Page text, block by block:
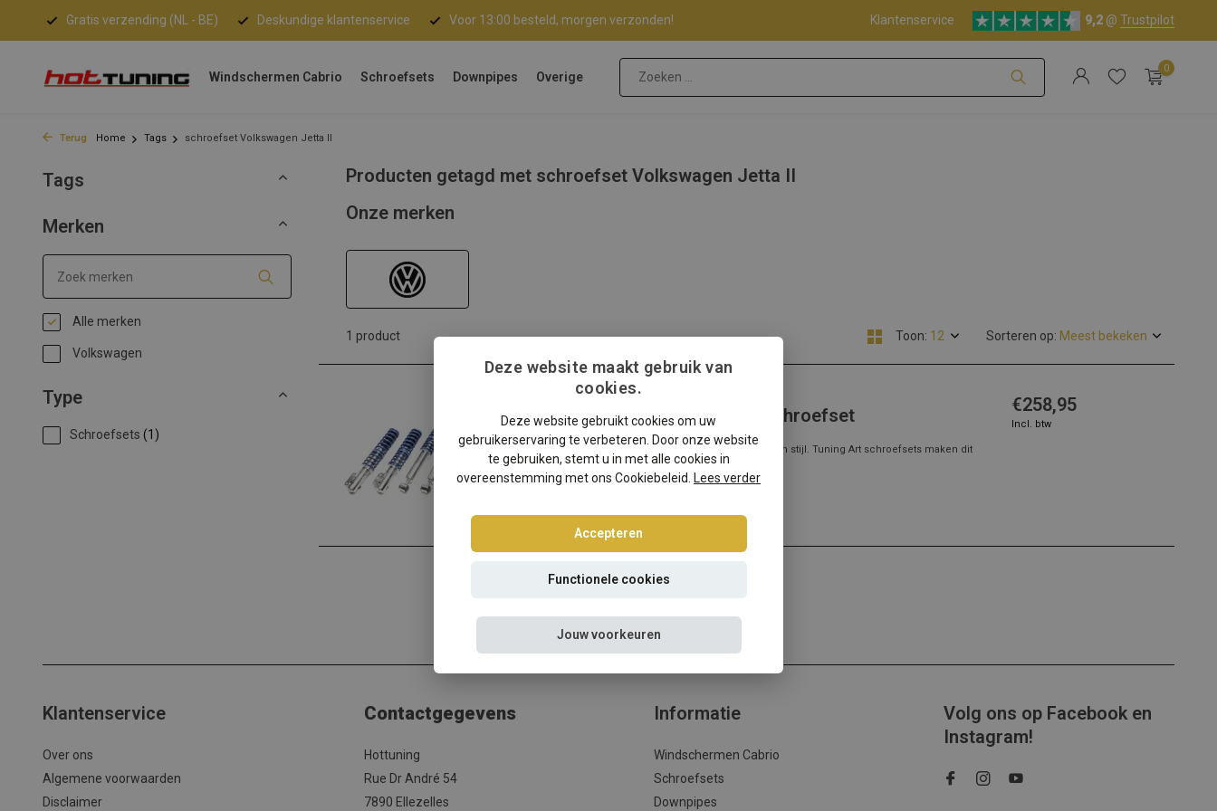
Gratis verzending (NL - BE) Deskundige klantenservice Voor 13:00 besteld, morgen verzonden! Klantenservice 9,2 @ Trustpilot
Windschermen Cabrio Schroefsets Downpipes Overige
0
Terug Home Tags schroefset Volkswagen Jetta II
Tags
Merken
Alle merken
Volkswagen
Type
Schroefsets (1)
Producten getagd met schroefset Volkswagen Jetta II
Onze merken
1 product Toon: Sorteren op:
Volkswagen Jetta 2 Tuning Art schroefset
Volkswagen Jetta 2 rijders houden van sportief rijgedrag in stijl. Tuning Art schroefsets maken dit
mogelijk!
€258,95
Incl. btw
Klantenservice
Over ons
Algemene voorwaarden
Disclaimer
Contactgegevens
Hottuning
Rue Dr André 54
7890 Ellezelles
Informatie
Windschermen Cabrio
Schroefsets
Downpipes
Volg ons op Facebook en
Instagram!
Deze website maakt gebruik van
cookies.
Deze website gebruikt cookies om uw
gebruikerservaring te verbeteren. Door onze website
te gebruiken, stemt u in met alle cookies in
overeenstemming met ons Cookiebeleid. Lees verder
Accepteren
Functionele cookies
Jouw voorkeuren